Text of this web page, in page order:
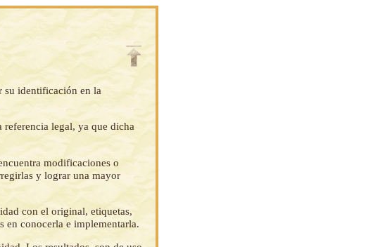
su identificación en la
referencia legal, ya que dicha
modificaciones o
y lograr una mayor
con el original, etiquetas,
en conocerla e implementarla.